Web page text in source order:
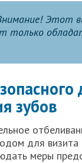
Этот
только
зубов
для визита
меры